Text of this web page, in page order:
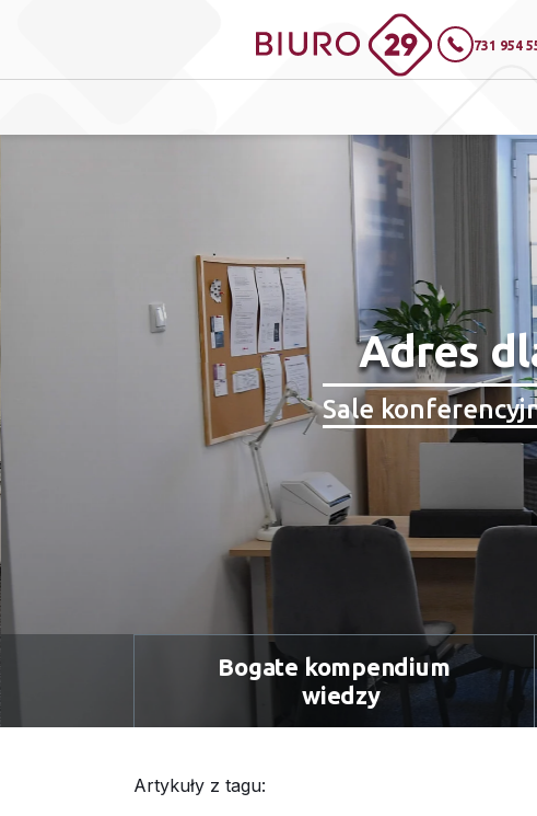
731 954
Adres
Sale
Bogate kompendium
wiedzy
Artykuły z tagu: